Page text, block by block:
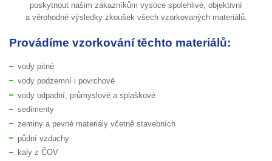
poskytnout našim zákazníkům vysoce spolehlivé, objektivní
a věrohodné výsledky zkoušek všech vzorkovaných materiálů.
Provádíme vzorkování těchto materiálů:
vody pitné
vody podzemní i povrchové
vody odpadní, průmyslové a splaškové
sedimenty
zeminy a pevné materiály včetně stavebních
půdní vzduchy
kaly z ČOV